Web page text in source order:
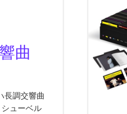
曲
長調交響曲
ューベル